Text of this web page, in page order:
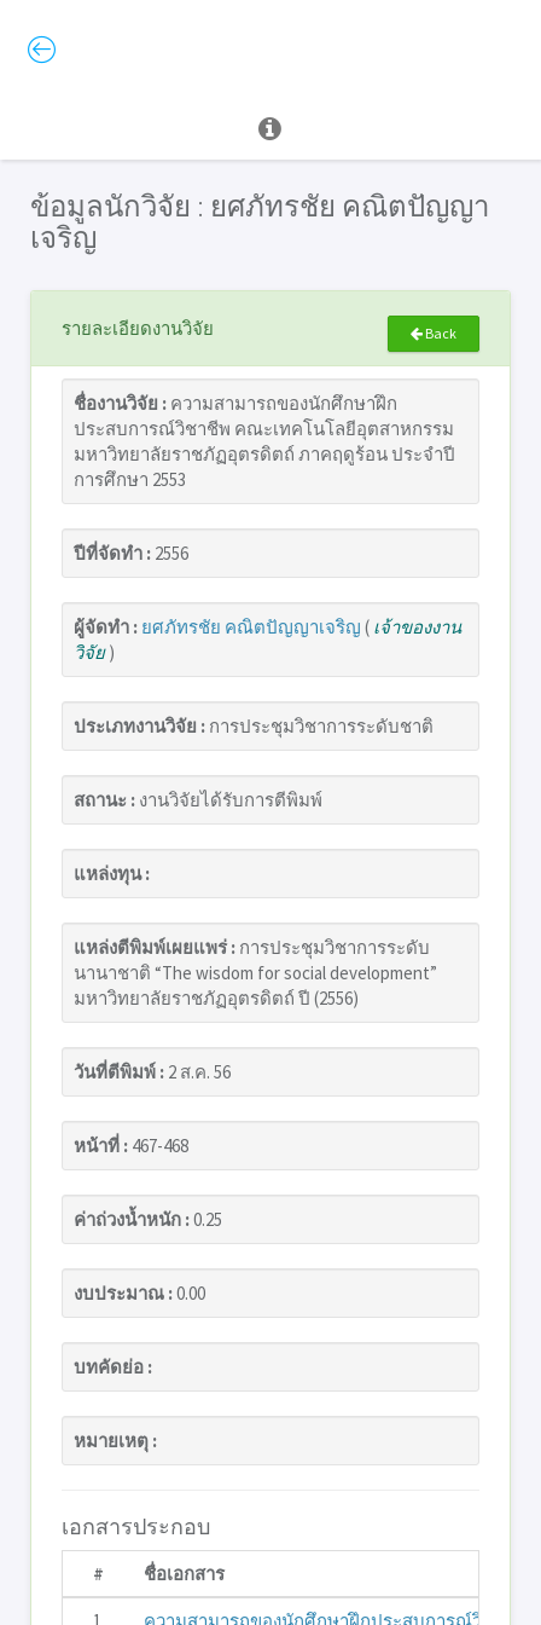
ข้อมูลนักวิจัย : ยศภัทรชัย คณิตปัญญา
เจริญ
รายละเอียดงานวิจัย Back
ชื่องานวิจัย : ความสามารถของนักศึกษาฝึก
ประสบการณ์วิชาชีพ คณะเทคโนโลยีอุตสาหกรรม
มหาวิทยาลัยราชภัฏอุตรดิตถ์ ภาคฤดูร้อน ประจำปี
การศึกษา 2553
ปีที่จัดทำ : 2556
ผู้จัดทำ : ยศภัทรชัย คณิตปัญญาเจริญ ( เจ้าของงาน
วิจัย)
ประเภทงานวิจัย : การประชุมวิชาการระดับชาติ
สถานะ : งานวิจัยได้รับการตีพิมพ์
แหล่งทุน :
แหล่งตีพิมพ์เผยแพร่ : การประชุมวิชาการระดับ
นานาชาติ “The wisdom for social development”
มหาวิทยาลัยราชภัฏอุตรดิตถ์ ปี (2556)
วันที่ตีพิมพ์ : 2 ส.ค. 56
หน้าที่ : 467-468
ค่าถ่วงน้ำหนัก :0.25
งบประมาณ :0.00
บทคัดย่อ :
หมายเหตุ :
เอกสารประกอบ
# ชื่อเอกสาร